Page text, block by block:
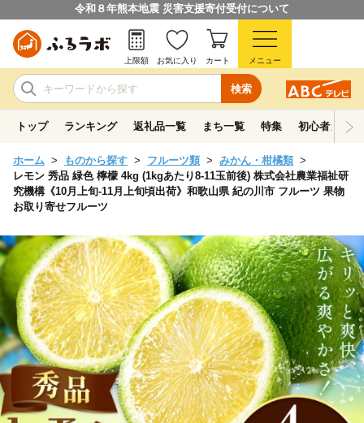
令和８年熊本地震 災害支援寄付受付について
検索
上限額 お気に入り カート メニュー
トップ ランキング 返礼品一覧 まち一覧 特集 初心者ガイド
ホーム ものから探す フルーツ類
みかん・柑橘類
レモン 秀品 緑色 檸檬 4kg (1kgあたり8-11玉前後) 株式会社農業福祉研
究機構《10月上旬-11月上旬頃出荷》和歌山県 紀の川市 フルーツ 果物
お取り寄せフルーツ